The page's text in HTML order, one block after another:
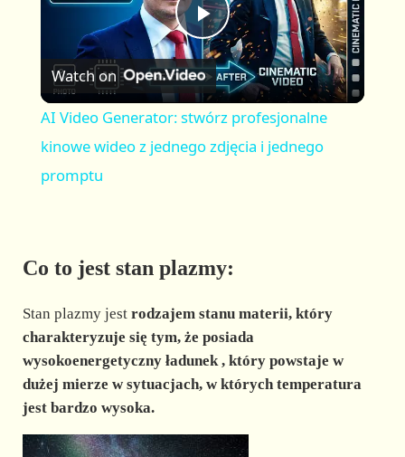
s
c
r
n
P
l
a
i
d
Watch on
AI Video Generator: stwórz profesjonalne
kinowe wideo z jednego zdjęcia i jednego
promptu
Co to jest stan plazmy:
Stan plazmy jest rodzajem stanu materii, który
charakteryzuje się tym, że posiada
wysokoenergetyczny ładunek, który powstaje w
dużej mierze w sytuacjach, w których temperatura
jest bardzo wysoka.